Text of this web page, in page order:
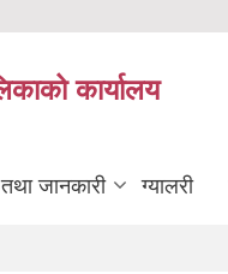
कार्यालय
जानकारी ग्यालरी